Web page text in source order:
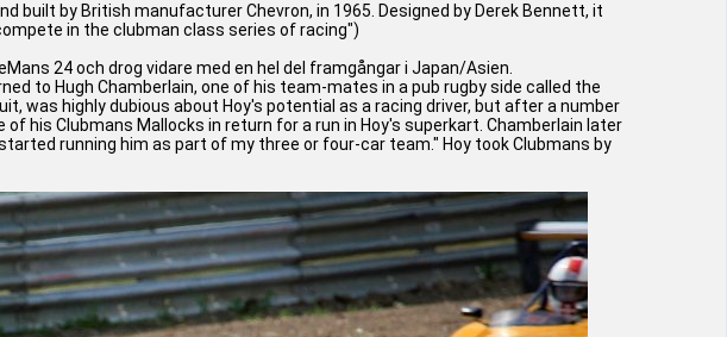
built by British manufacturer Chevron, in 1965. Designed by Derek Bennett, it
in the clubman class series of racing")
24 och drog vidare med en hel del framgångar i Japan/Asien.
to Hugh Chamberlain, one of his team-mates in a pub rugby side called the
was highly dubious about Hoy's potential as a racing driver, but after a number
his Clubmans Mallocks in return for a run in Hoy's superkart. Chamberlain later
running him as part of my three or four-car team." Hoy took Clubmans by